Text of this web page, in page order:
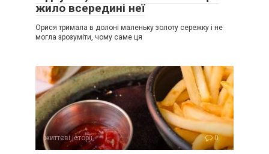
жило всередині неї
Орися тримала в долоні маленьку золоту сережку і не
могла зрозуміти, чому саме ця
життєві історії 0